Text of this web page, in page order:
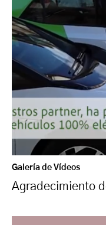
Galería de Vídeos
Agradecimiento